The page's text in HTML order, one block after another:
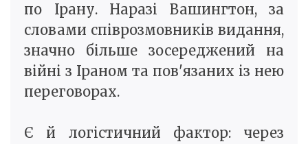
по Ірану. Наразі Вашингтон, за
словами співрозмовників видання,
значно більше зосереджений на
війні з Іраном та пов'язаних із нею
переговорах.
Є й логістичний фактор: через